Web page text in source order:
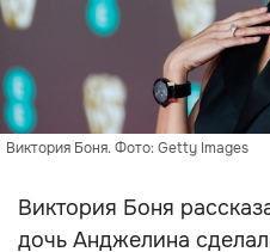
Виктория Боня. Фото: Getty Images
Виктория Боня
дочь Анджелина